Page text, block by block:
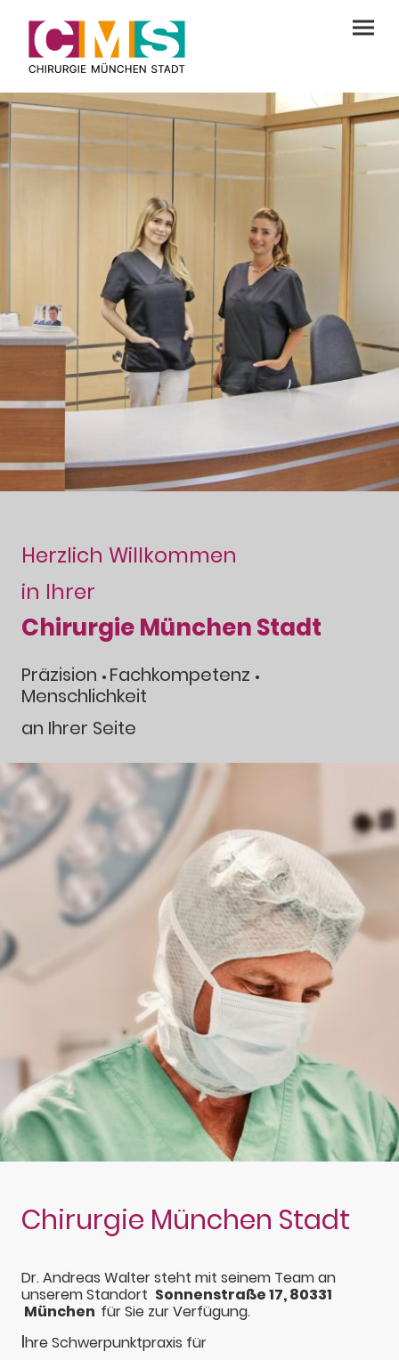
Herzlich Willkommen
in Ihrer
Chirurgie München Stadt
Präzision • Fachkompetenz •
Menschlichkeit
an Ihrer Seite
Chirurgie München Stadt
Dr. Andreas Walter steht mit seinem Team an
unserem Standort Sonnenstraße 17, 80331
München für Sie zur Verfügung.
Ihre Schwerpunktpraxis für